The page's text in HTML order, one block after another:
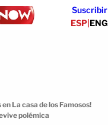
Suscribir
ESP|ENG
en La casa de los Famosos!
polémica